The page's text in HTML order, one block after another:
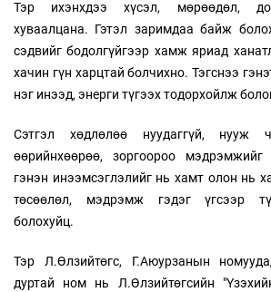
Тэр ихэнхдээ хүсэл, мөрөөдөл,
хуваалцана. Гэтэл заримдаа байж
сэдвийг бодолгүйгээр хамж яриад
хачин гүн харцтай болчихно. Тэгснээ
нэг инээд, энерги түгээх тодорхойлж
Сэтгэл хөдлөлөө нуудаггүй, нууж
өөрийнхөөрөө, зоргоороо
гэнэн инээмсэглэлийг нь хамт олон нь
төсөөлөл, мэдрэмж гэдэг үгсээр
болохуйц.
Тэр Л.Өлзийтөгс, Г.Аюурзанын
дуртай ном нь Л.Өлзийтөгсийн